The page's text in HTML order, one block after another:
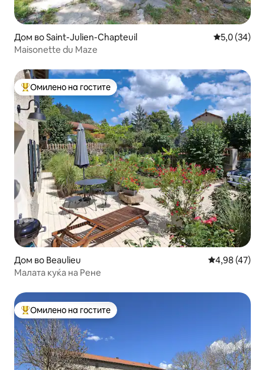
Дом во Saint-Julien-Chapteuil Просечна
5,0 (34)
Maisonette du Maze
Меѓу најуспешните „Омилени на гостите“
Омилено на гостите
Дом во Beaulieu Просечна
4,98 (47)
Малата куќа на Рене
Меѓу најуспешните „Омилени на гостите“
Омилено на гостите